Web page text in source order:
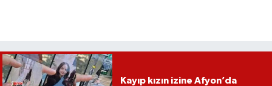
Kayıp kızın izine Afyon’da